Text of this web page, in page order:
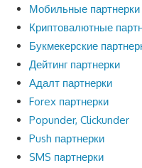
Мобильные партнерки
Криптовалютные
Букмекерские
Дейтинг партнерки
Адалт партнерки
Forex партнерки
Popunder, Clickunder
Push партнерки
SMS партнерки